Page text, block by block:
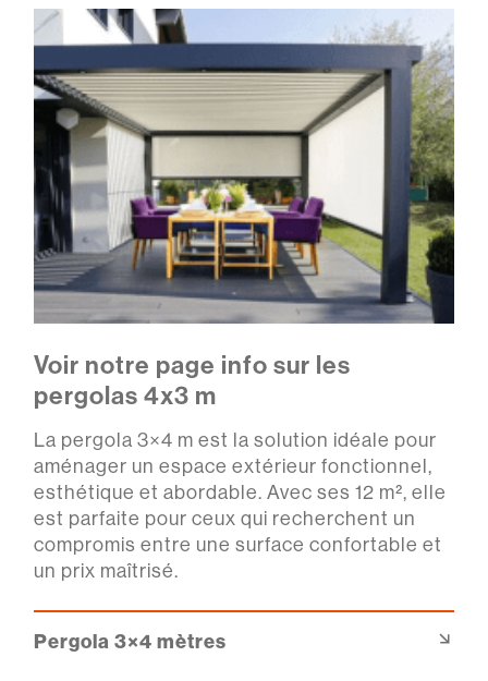
Voir notre page info sur les
pergolas 4x3 m
La pergola 3×4 m est la solution idéale pour
aménager un espace extérieur fonctionnel,
esthétique et abordable. Avec ses 12 m², elle
est parfaite pour ceux qui recherchent un
compromis entre une surface confortable et
un prix maîtrisé.
Pergola 3×4 mètres